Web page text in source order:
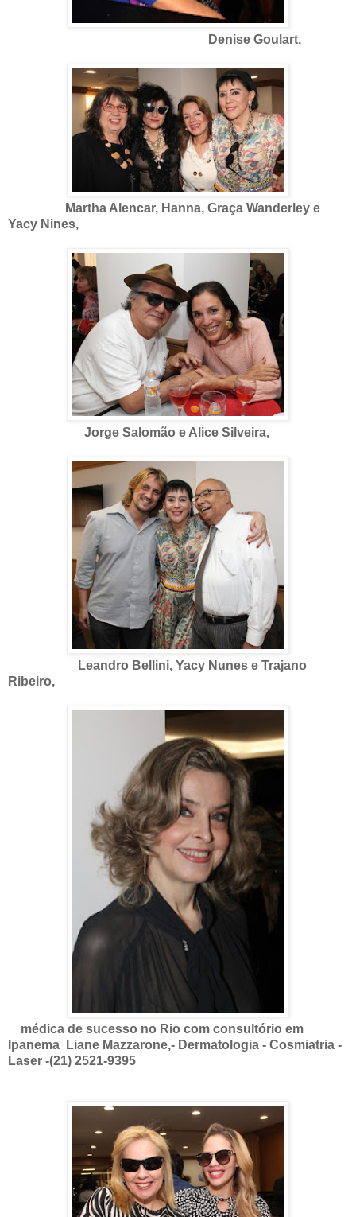
Denise Goulart,
Martha Alencar, Hanna, Graça Wanderley e
Yacy Nines,
Jorge Salomão e Alice Silveira,
Leandro Bellini, Yacy Nunes e Trajano
Ribeiro,
médica de sucesso no Rio com consultório em
Ipanema Liane Mazzarone,- Dermatologia - Cosmiatria -
Laser -(21) 2521-9395